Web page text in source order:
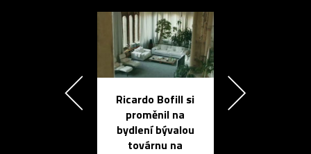
Ricardo Bofill si
proměnil na
bydlení bývalou
továrnu na